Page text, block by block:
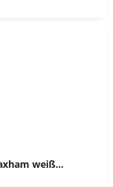
weiß...